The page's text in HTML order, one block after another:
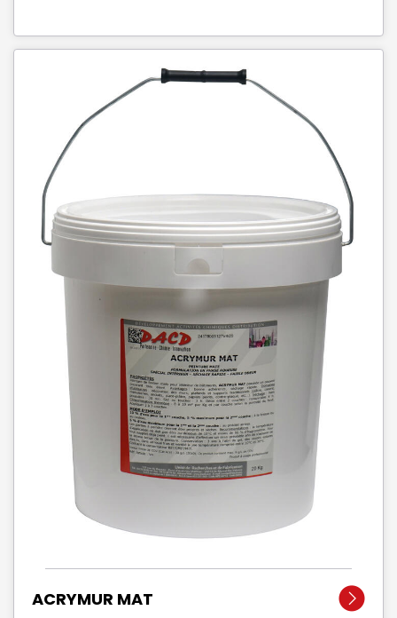
ACRYMUR MAT